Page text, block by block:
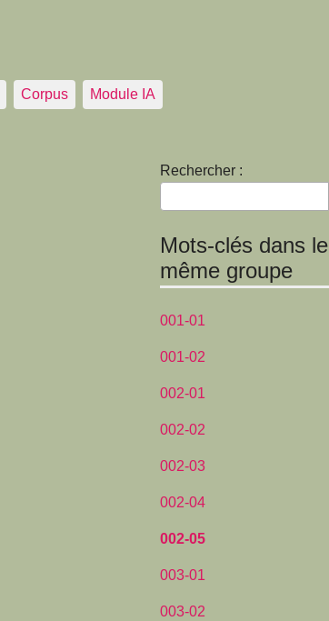
Corpus Module IA
Rechercher :
Mots-clés dans le
même groupe
001-01
001-02
002-01
002-02
002-03
002-04
002-05
003-01
003-02